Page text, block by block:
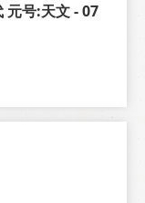
元号:天文 - 07